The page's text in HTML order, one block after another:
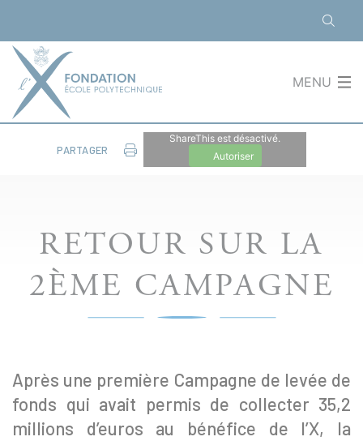
MENU
PARTAGER
ShareThis est désactivé.
Autoriser
RETOUR SUR LA
2ÈME CAMPAGNE
Après une première Campagne de levée de
fonds qui avait permis de collecter 35,2
millions d’euros au bénéfice de l’X, la